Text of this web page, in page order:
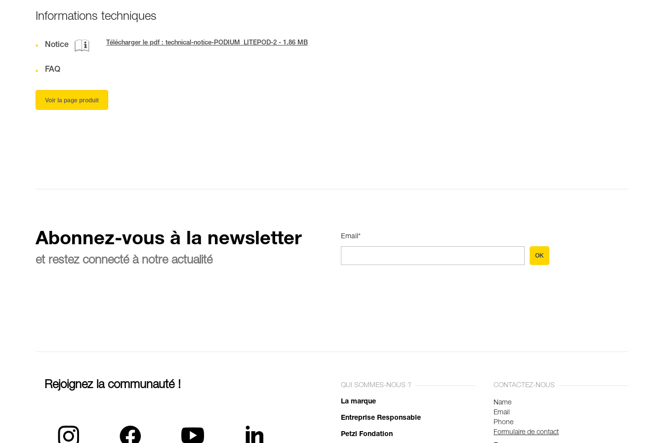
Informations techniques
Notice Télécharger le pdf : technical-notice-PODIUM_LITEPOD-2 - 1.86 MB
FAQ
Voir la page produit
Abonnez-vous à la newsletter
et restez connecté à notre actualité
Email*
OK
Rejoignez la communauté ! QUI SOMMES-NOUS ?
La marque
Entreprise Responsable
Petzl Fondation
CONTACTEZ-NOUS
Name
Email
Phone
Formulaire de contact